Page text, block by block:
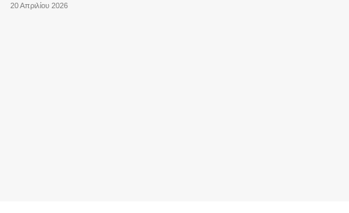
20 Απριλίου 2026